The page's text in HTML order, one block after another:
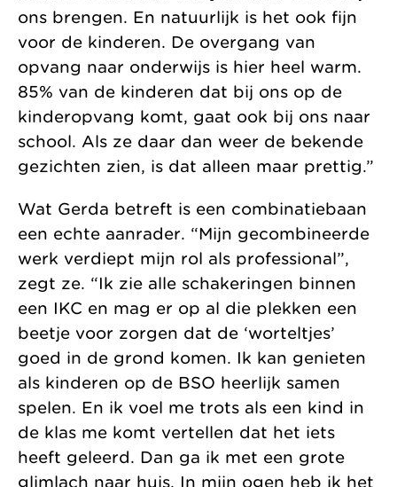
ons brengen. En natuurlijk is het ook fijn
voor de kinderen. De overgang van
opvang naar onderwijs is hier heel warm.
85% van de kinderen dat bij ons op de
kinderopvang komt, gaat ook bij ons naar
school. Als ze daar dan weer de bekende
gezichten zien, is dat alleen maar prettig.”
Wat Gerda betreft is een combinatiebaan
een echte aanrader. “Mijn gecombineerde
werk verdiept mijn rol als professional”,
zegt ze. “Ik zie alle schakeringen binnen
een IKC en mag er op al die plekken een
beetje voor zorgen dat de ‘worteltjes’
goed in de grond komen. Ik kan genieten
als kinderen op de BSO heerlijk samen
spelen. En ik voel me trots als een kind in
de klas me komt vertellen dat het iets
heeft geleerd. Dan ga ik met een grote
glimlach naar huis. In mijn ogen heb ik het